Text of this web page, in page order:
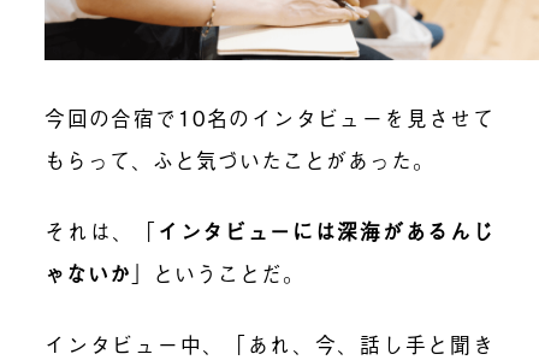
今回の合宿で10名のインタビューを見させて
もらって、ふと気づいたことがあった。
それは、「 インタビューには深海があるんじ
ゃないか 」ということだ。
インタビュー中、「あれ、今、話し手と聞き